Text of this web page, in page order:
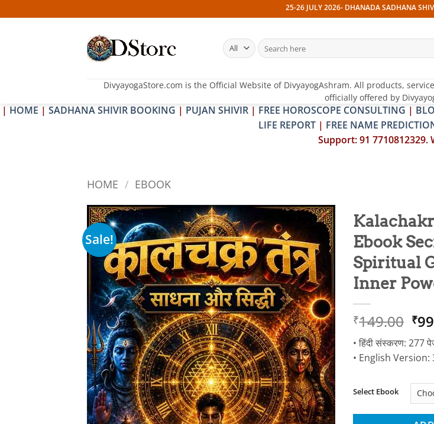
to
25-26 JULY 2026- DHANADA SADHANA SHIVIR. 13
Search
for:
DivyayogaStore.com is the Official Website of DivyayogAshram. All products,
officially offered by
| HOME | SADHANA SHIVIR BOOKING | PUJAN SHIVIR | FREE HOROSCOPE CONSULTING |
LIFE REPORT | FREE NAME
Support: 91 7710812329.
HOME / EBOOK
Sale!
Add to
wishlist
Ebook
Spiritual
Inner
₹149.00 ₹
• हिंदी संस्करण: 277
• English Version:
Select Ebook